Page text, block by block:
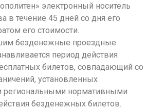
электронный носитель
в течение 45 дней со дня его
его стоимости.
безденежные проездные
период действия
билетов, совпадающий со
установленных
нормативными
безденежных билетов.